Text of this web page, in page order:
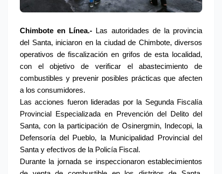
Chimbote en Línea.- Las autoridades de la provincia
del Santa, iniciaron en la ciudad de Chimbote, diversos
operativos de fiscalización en grifos de esta localidad,
con el objetivo de verificar el abastecimiento de
combustibles y prevenir posibles prácticas que afecten
a los consumidores.
Las acciones fueron lideradas por la Segunda Fiscalía
Provincial Especializada en Prevención del Delito del
Santa, con la participación de Osinergmin, Indecopi, la
Defensoría del Pueblo, la Municipalidad Provincial del
Santa y efectivos de la Policía Fiscal.
Durante la jornada se inspeccionaron establecimientos